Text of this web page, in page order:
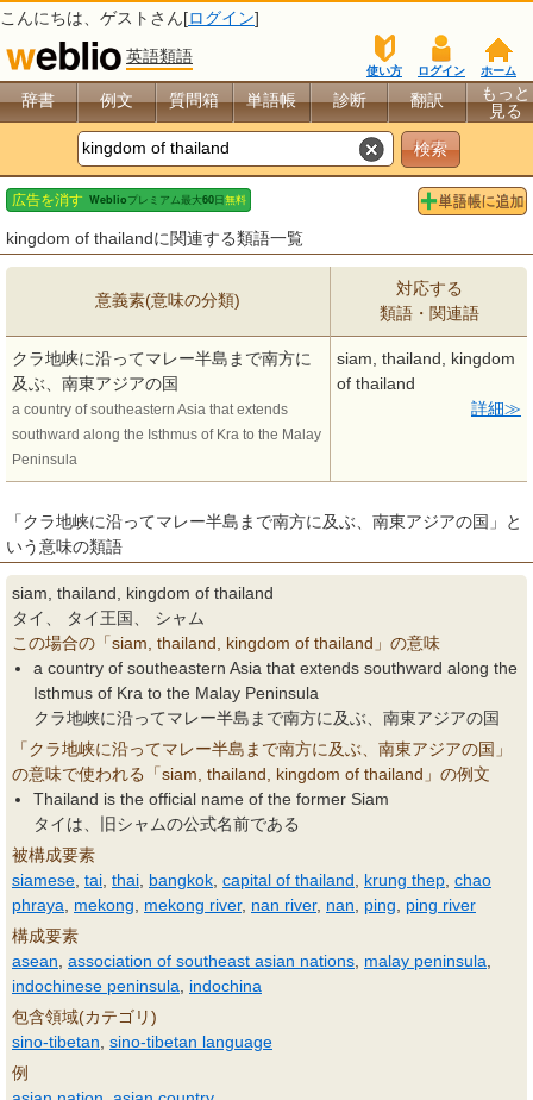
こんにちは、 ゲスト さん[ログイン]
英語類語
ホーム
ログイン
使い方
辞書 例文 質問箱 単語帳 診断 翻訳
もっと
見る
kingdom of thailandに関連する類語一覧
意義素(意味の分類)
対応する
類語・関連語
クラ地峡に沿ってマレー半島まで南方に
及ぶ、南東アジアの国
a country of southeastern Asia that extends
southward along the Isthmus of Kra to the Malay
Peninsula
siam, thailand, kingdom
of thailand
詳細
「クラ地峡に沿ってマレー半島まで南方に及ぶ、南東アジアの国」と
いう意味の類語
siam, thailand, kingdom of thailand
タイ、 タイ王国、 シャム
この場合の「siam, thailand, kingdom of thailand」の意味
a country of southeastern Asia that extends southward along the
Isthmus of Kra to the Malay Peninsula
クラ地峡に沿ってマレー半島まで南方に及ぶ、南東アジアの国
「クラ地峡に沿ってマレー半島まで南方に及ぶ、南東アジアの国」
の意味で使われる「siam, thailand, kingdom of thailand」の例文
Thailand is the official name of the former Siam
タイは、旧シャムの公式名前である
被構成要素
siamese tai thai bangkok capital of thailand krung thep chao
phraya
mekong mekong river, nan river, nan ping
ping river
構成要素
asean association of southeast asian nations malay peninsula
indochinese peninsula
indochina
包含領域(カテゴリ)
sino-tibetan sino-tibetan language
例